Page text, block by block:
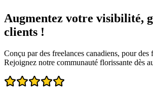
Augmentez votre visibilité,
clients !
Conçu par des freelances canadiens, pour des
Rejoignez notre communauté florissante dès